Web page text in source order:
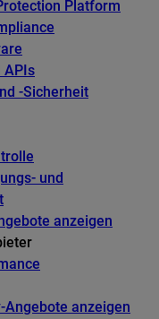
Platform
APIs
-Sicherheit
und
anzeigen
Angebote anzeigen